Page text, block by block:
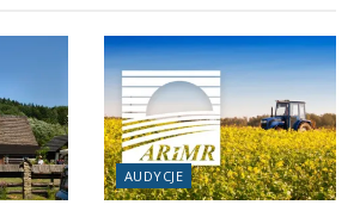
AUDYCJE